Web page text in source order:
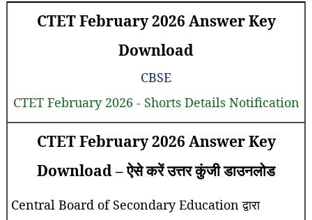
CTET February 2026 Answer Key
Download
CBSE
CTET February 2026 - Shorts Details Notification
CTET February 2026 Answer Key
Download – ऐसे करें उत्तर कुंजी डाउनलोड
Central Board of Secondary Education द्वारा